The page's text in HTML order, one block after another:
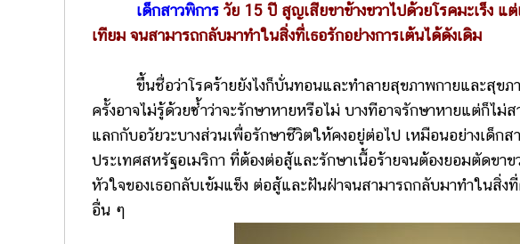
เด็กสาวพิการ วัย 15 ปี สูญเสียขาข้างขวาไปด้วยโรคมะเร็ง
เทียม จนสามารถกลับมาทำในสิ่งที่เธอรักอย่างการเต้นได้ดังเดิม
ขึ้นชื่อว่าโรคร้ายยังไงก็บั่นทอนและทำลายสุขภาพกายและสุขภา
ครั้งอาจไม่รู้ด้วยซ้ำว่าจะรักษาหายหรือไม่ บางทีอาจรักษาหายแต่ก็ไ
แลกกับอวัยวะบางส่วนเพื่อรักษาชีวิตให้คงอยู่ต่อไป เหมือนอย่างเด็ก
ประเทศสหรัฐอเมริกา ที่ต้องต่อสู้และรักษาเนื้อร้ายจนต้องยอมตัดขา
หัวใจของเธอกลับเข้มแข็ง ต่อสู้และฝันฝ่าจนสามารถกลับมาทำในสิ่ง
อื่น ๆ